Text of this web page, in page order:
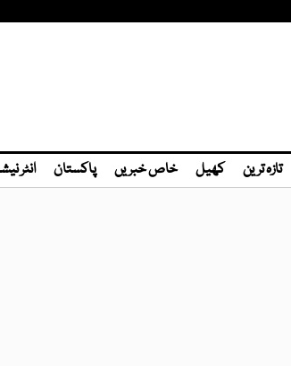
تازہ ترین کھیل خاص خبریں پاکستان انٹر